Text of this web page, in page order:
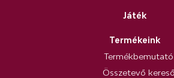
Játék
Termékeink
Termékbemutató
Összetevő kereső